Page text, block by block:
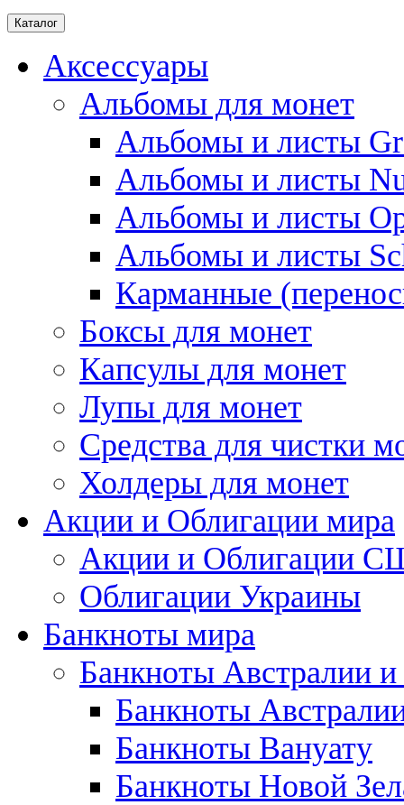
Каталог
Аксессуары
Альбомы для монет
Альбомы и листы
Альбомы и листы
Альбомы и листы
Альбомы и листы
Карманные
Боксы для монет
Капсулы для монет
Лупы для монет
Средства для чистки
Холдеры для монет
Акции и Облигации мира
Акции и Облигации
Облигации Украины
Банкноты мира
Банкноты Австралии
Банкноты
Банкноты Вануату
Банкноты Новой